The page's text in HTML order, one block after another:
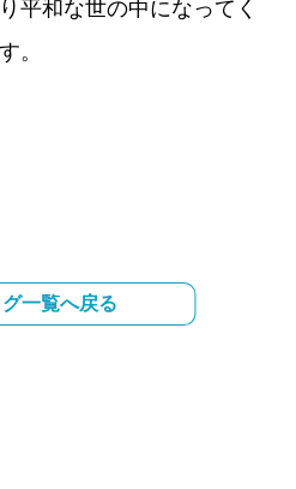
平和な世の中になってく
。
一覧へ戻る